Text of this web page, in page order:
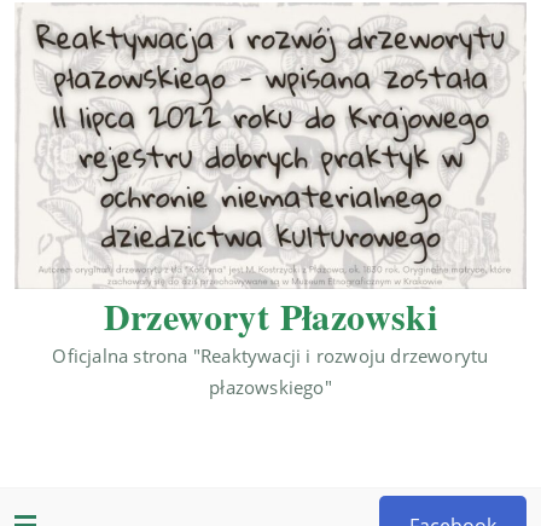
Drzeworyt Płazowski
Oficjalna strona "Reaktywacji i rozwoju drzeworytu
płazowskiego"